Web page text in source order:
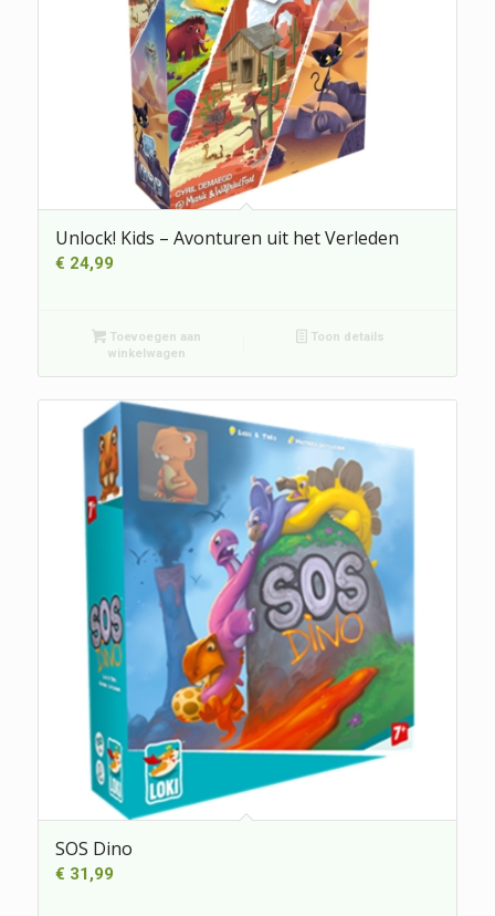
Unlock! Kids – Avonturen uit het Verleden
€ 24,99
Toevoegen aan
winkelwagen
Toon details
SOS Dino
€ 31,99